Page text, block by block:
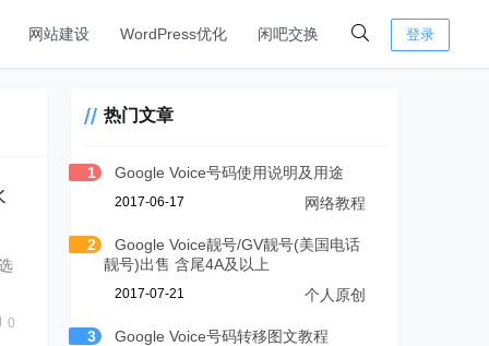
网站建设 WordPress优化 闲吧交换 登录
0
热门文章
1 Google Voice号码使用说明及用途
2017-06-17 网络教程
2
Google Voice靓号/GV靓号(美国电话
靓号)出售 含尾4A及以上
2017-07-21 个人原创
3 Google Voice号码转移图文教程